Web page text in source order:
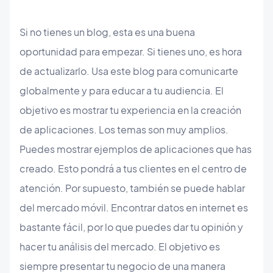
Si no tienes un blog, esta es una buena
oportunidad para empezar. Si tienes uno, es hora
de actualizarlo. Usa este blog para comunicarte
globalmente y para educar a tu audiencia. El
objetivo es mostrar tu experiencia en la creación
de aplicaciones. Los temas son muy amplios.
Puedes mostrar ejemplos de aplicaciones que has
creado. Esto pondrá a tus clientes en el centro de
atención. Por supuesto, también se puede hablar
del mercado móvil. Encontrar datos en internet es
bastante fácil, por lo que puedes dar tu opinión y
hacer tu análisis del mercado. El objetivo es
siempre presentar tu negocio de una manera